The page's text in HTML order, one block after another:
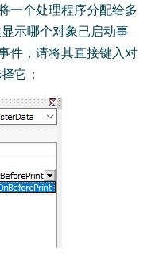
个处理程序分配给多
示哪个对象已启动事
件，请将其直接键入对
它：